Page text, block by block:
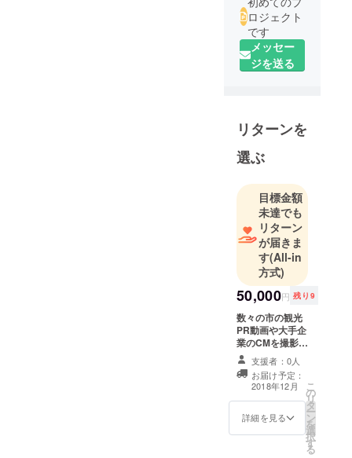
ロジェクト
です
メッセー
ジを送る
リターンを
選ぶ
目標金額
未達でも
リターン
が届きま
す(All-in
方式)
50,000円 残り9
数々の市の観光
PR動画や大手企
業のCMを撮影し
ている監督によ
り、当日の撮影
が行われます。
動画の最後にご
指定の提供クレ
ジットを入れた
支援者：0人
お届け予定：
2018年12月
詳細を見る
こ
の
リ
タ
ー
ン
を
選
択
す
る